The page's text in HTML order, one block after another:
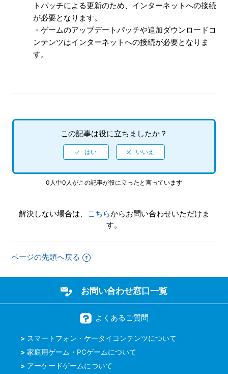
【Xbox One・Xbox Series X|S/龍が如く７外伝 名を消した
男】何をしたらいいか、どこへ行けばいいか、バトルで勝て
ない場合はどうすればいいですか
【Xbox One・Xbox Series X|S/龍が如く７外伝 名を消した
ょうか
トが発生しません
【Xbox One・Xbox Series X|S/龍が如く７外伝 名を消した
男】パチンコやパチスロはできますか
るサイドストーリーなどはありますか
【Xbox One・Xbox Series X|S/龍が如く７外伝 名を消した
男】トロフィー、実績機能はありますか
トパッチによる更新のため、インターネットへの接続
が必要となります。
・ゲームのアップデートパッチや追加ダウンロードコ
ンテンツはインターネットへの接続が必要となりま
す。
この記事は役に立ちましたか？
0人中0人がこの記事が役に立ったと言っています
解決しない場合は、 こちらからお問い合わせいただけま
す。
ページの先頭へ戻る
お問い合わせ窓口一覧
よくあるご質問
スマートフォン・ケータイコンテンツについて
家庭用ゲーム・PCゲームについて
アーケードゲームについて